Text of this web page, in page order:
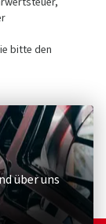
bitte den
über uns